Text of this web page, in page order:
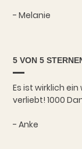
- Melanie
5 VON 5
Es ist wirklich
verliebt! 1000
- Anke